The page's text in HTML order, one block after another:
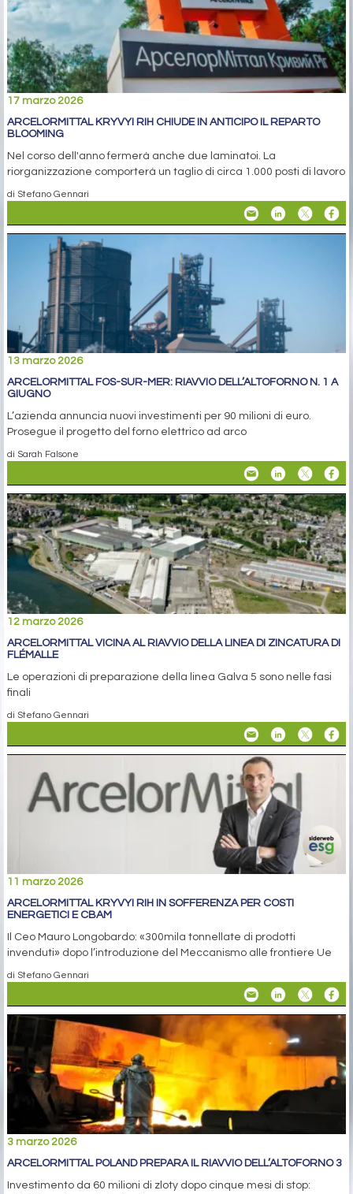
17 marzo 2026
ARCELORMITTAL KRYVYI RIH CHIUDE IN ANTICIPO IL REPARTO
BLOOMING
Nel corso dell'anno fermerà anche due laminatoi. La
riorganizzazione comporterà un taglio di circa 1.000 posti di lavoro
di Stefano Gennari
13 marzo 2026
ARCELORMITTAL FOS-SUR-MER: RIAVVIO DELL’ALTOFORNO N. 1 A
GIUGNO
L’azienda annuncia nuovi investimenti per 90 milioni di euro.
Prosegue il progetto del forno elettrico ad arco
di Sarah Falsone
12 marzo 2026
ARCELORMITTAL VICINA AL RIAVVIO DELLA LINEA DI ZINCATURA DI
FLÉMALLE
Le operazioni di preparazione della linea Galva 5 sono nelle fasi
finali
di Stefano Gennari
11 marzo 2026
ARCELORMITTAL KRYVYI RIH IN SOFFERENZA PER COSTI
ENERGETICI E CBAM
Il Ceo Mauro Longobardo: «300mila tonnellate di prodotti
invenduti» dopo l’introduzione del Meccanismo alle frontiere Ue
di Stefano Gennari
3 marzo 2026
ARCELORMITTAL POLAND PREPARA IL RIAVVIO DELL’ALTOFORNO 3
Investimento da 60 milioni di zloty dopo cinque mesi di stop: